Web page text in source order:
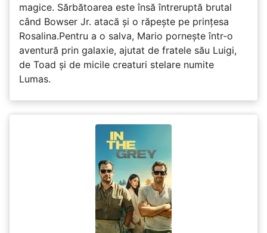
magice. Sărbătoarea este însă întreruptă brutal
când Bowser Jr. atacă și o răpește pe prinţesa
Rosalina.Pentru a o salva, Mario pornește într-o
aventură prin galaxie, ajutat de fratele său Luigi,
de Toad și de micile creaturi stelare numite
Lumas.